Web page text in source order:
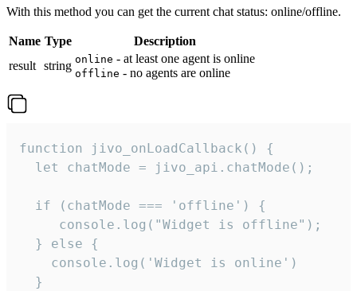
With this method you can get the current chat status: online/offline.
Name Type
Description
result string online - at least one agent is online
offline - no agents are online
function jivo_onLoadCallback() {
  let chatMode = jivo_api.chatMode();
  if (chatMode === 'offline') {
     console.log("Widget is offline");
  } else {
    console.log('Widget is online')
  }